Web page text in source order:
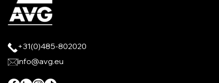
+31(0)485-802020
info@avg.eu